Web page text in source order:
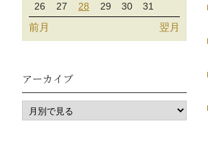
26
27 28 29 30 31
前月 翌月
アーカイブ